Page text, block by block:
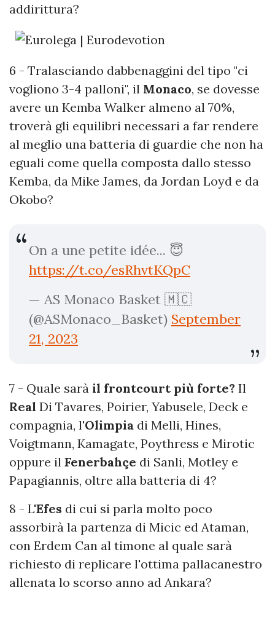
addirittura?
6 - Tralasciando dabbenaggini del tipo "ci
vogliono 3-4 palloni", il Monaco, se dovesse
avere un Kemba Walker almeno al 70%,
troverà gli equilibri necessari a far rendere
al meglio una batteria di guardie che non ha
eguali come quella composta dallo stesso
Kemba, da Mike James, da Jordan Loyd e da
Okobo?
On a une petite idée... 😇
https://t.co/esRhvtKQpC
— AS Monaco Basket 🇲🇨
(@ASMonaco_Basket) September
21, 2023
7 - Quale sarà il frontcourt più forte? Il
Real Di Tavares, Poirier, Yabusele, Deck e
compagnia, l'Olimpia di Melli, Hines,
Voigtmann, Kamagate, Poythress e Mirotic
oppure il Fenerbahçe di Sanli, Motley e
Papagiannis, oltre alla batteria di 4?
8 - L'Efes di cui si parla molto poco
assorbirà la partenza di Micic ed Ataman,
con Erdem Can al timone al quale sarà
richiesto di replicare l'ottima pallacanestro
allenata lo scorso anno ad Ankara?